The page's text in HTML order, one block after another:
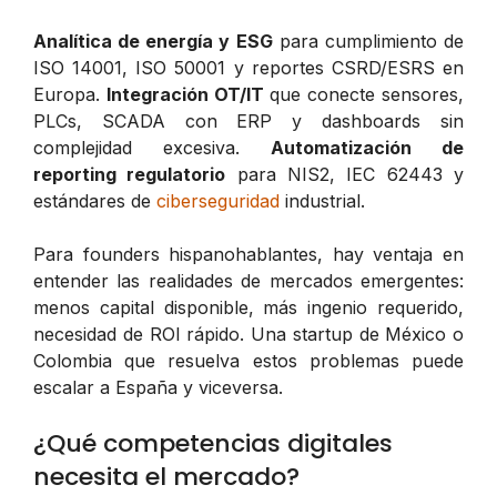
Analítica de energía y ESGpara cumplimiento de
ISO 14001, ISO 50001 y reportes CSRD/ESRS en
Europa. Integración OT/IT que conecte sensores,
PLCs, SCADA con ERP y dashboards sin
complejidad excesiva. Automatización de
reporting regulatorio para NIS2, IEC 62443 y
estándares de ciberseguridad industrial.
Para founders hispanohablantes, hay ventaja en
entender las realidades de mercados emergentes:
menos capital disponible, más ingenio requerido,
necesidad de ROI rápido. Una startup de México o
Colombia que resuelva estos problemas puede
escalar a España y viceversa.
¿Qué competencias digitales
necesita el mercado?